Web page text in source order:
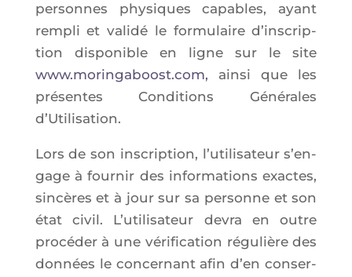
per­sonnes phy­siques capables, ayant
rem­pli et vali­dé le for­mu­laire d’ins­crip­
tion dis­po­nible en ligne sur le site
www.moringaboost.com, ain­si que les
pré­sentes Condi­tions Géné­rales
d’Utilisation.
Lors de son ins­crip­tion, l’u­ti­li­sa­teur s’en­
gage à four­nir des infor­ma­tions exactes,
sin­cères et à jour sur sa per­sonne et son
état civil. L’u­ti­li­sa­teur devra en outre
pro­cé­der à une véri­fi­ca­tion régu­lière des
don­nées le concer­nant afin d’en conser­